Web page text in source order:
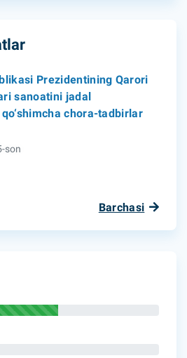
Prezidentining Qarori
sanoatini jadal
chora-tadbirlar
son
Barchasi